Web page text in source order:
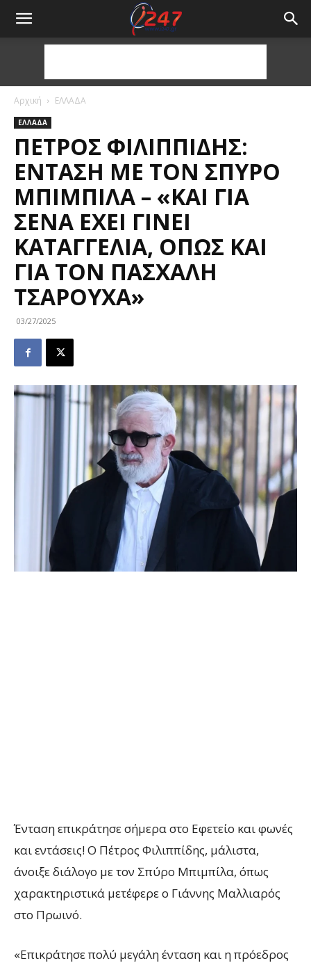
Αρχική ΕΛΛΑΔΑ
ΕΛΛΑΔΑ
ΠΈΤΡΟΣ ΦΙΛΙΠΠΊΔΗΣ:
ΈΝΤΑΣΗ ΜΕ ΤΟΝ ΣΠΎΡΟ
ΜΠΙΜΠΊΛΑ – «ΚΑΙ ΓΙΑ
ΣΈΝΑ ΈΧΕΙ ΓΊΝΕΙ
ΚΑΤΑΓΓΕΛΊΑ, ΌΠΩΣ ΚΑΙ
ΓΙΑ ΤΟΝ ΠΑΣΧΆΛΗ
ΤΣΑΡΟΎΧΑ»
03/27/2025
Ένταση επικράτησε σήμερα στο Εφετείο και φωνές
και εντάσεις! Ο Πέτρος Φιλιππίδης, μάλιστα,
άνοιξε διάλογο με τον Σπύρο Μπιμπίλα, όπως
χαρακτηριστικά μετέφερε ο Γιάννης Μαλλιαρός
στο Πρωινό.
«Επικράτησε πολύ μεγάλη ένταση και η πρόεδρος